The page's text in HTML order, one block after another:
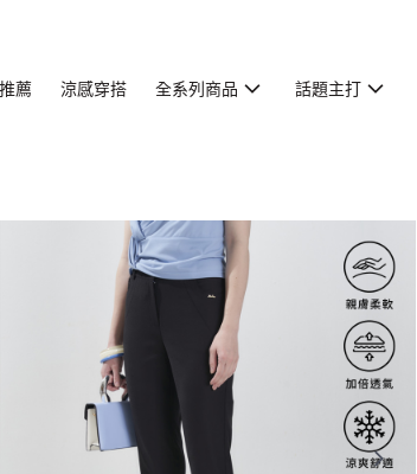
薦 涼感穿搭 全系列商品 話題主打